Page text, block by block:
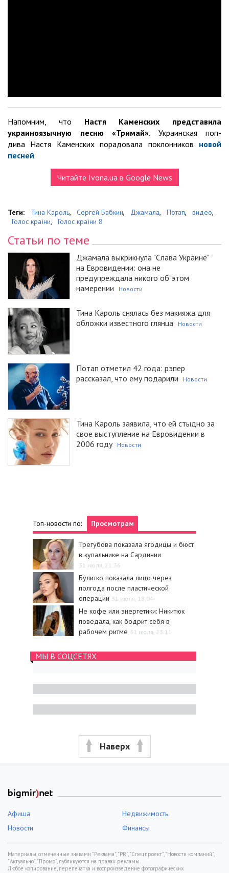
Напомним, что Настя Каменских представила
украиноязычную песню «Тримай». Украинская поп-
дива Настя Каменских порадовала поклонников новой
песней.
Читайте Ivona.ua в Google News
Теги: Тина Кароль, Сергей Бабкин, Джамала, Потап, видео,
Голос країни, Голос країни 8
Статьи по теме
Джамала выкрикнула "Слава Украине"
на Евровидении: она не
предупреждала никого об этом
намерении
Новости
Тина Кароль снялась без макияжа для
обложки известного глянца
Новости
Потап отметил 42 года: рэпер
рассказал, что ему подарили
Новости
Тина Кароль заявила, что ей стыдно за
свое выступление на Евровидении в
2006 году
Новости
Топ-новости по: Просмотрам
Трегубова показала ягодицы и бюст
в купальнике на Сардинии
31 июля, 21:36
Булитко показала лицо через
полгода после пластической
операции 31 июля, 18:04
Не кофе или энергетики: Никитюк
поведала, как бодрит себя в
рабочем ритме 31 июля, 23:11
МЫ В СОЦСЕТЯХ
Наверх
Афиша
Недвижимость
Новости
Финансы
Материалы, отмеченные знаками "Реклама", "PR", "Спецпроект", "Новости компаний",
"Актуально", "Промо", публикуются на правах рекламы.
Любое копирование, перепечатка и воспроизведение фотографических